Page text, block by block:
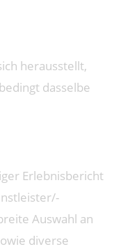
herausstellt,
dasselbe
Erlebnisbericht
Auswahl an
diverse